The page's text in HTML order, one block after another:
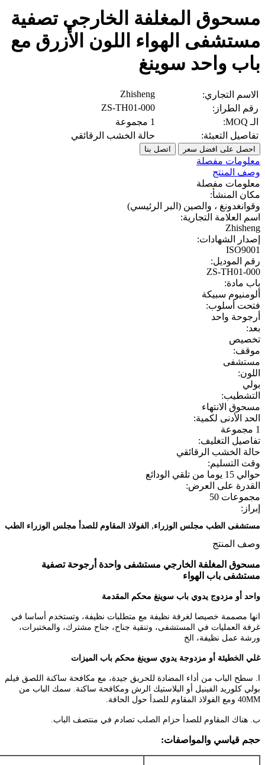
مسحوق المغلفة الخارجي تصفية
مستشفى الهواء اللون الأزرق مع
باب واحد سوينغ
الاسم التجاري:
Zhisheng
رقم الطراز:
ZS-TH01-000
الـ MOQ:
1 مجموعة
تفاصيل التعبئة:
حالة الخشب الرقائقي
احصل على افضل سعر اتصل بنا
معلومات مفصلة
وصف المنتج
معلومات مفصلة
مكان المنشأ:
وقوانغدونغ ، والصين (البر الرئيسي)
اسم العلامة التجارية:
Zhisheng
إصدار الشهادات:
ISO9001
رقم الموديل:
ZS-TH01-000
باب مادة:
ألومنيوم سبيكة
فتحت أسلوب:
أرجوحة واحد
بعد:
تخصيص
موقف:
مستشفى
اللون:
بولي
التشطيب:
مسحوق الانتهاء
الحد الأدنى لكمية:
1 مجموعة
تفاصيل التغليف:
حالة الخشب الرقائقي
وقت التسليم:
حوالي 15 يوما من تلقي الودائع
القدرة على العرض:
مجموعات 50
إبراز:
مستشفى الطب مجلس الوزراء, الفولاذ المقاوم للصدأ مجلس الوزراء الطب
وصف المنتج
مسحوق المغلفة الخارجي مستشفى واحدة أرجوحة تصفية
مستشفى باب الهواء
واحد أو مزدوج يدوي باب سوينغ محكم المقدمة
انها مصممة خصيصا لغرفة نظيفة مع متطلبات نظيفة، وتستخدم أساسا في
غرفة العمليات في المستشفى، وتنقية جناح، جناح مشترك، والمختبرات،
ورشة عمل نظيفة، الخ
غلي الخطيئة أو مزدوجة يدوي سوينغ محكم باب الميزات
ا. سطح الباب من أداء المضادة للحريق جيدة، مع مكافحة ساكنة اللصق فيلم
بولي كلوريد الفينيل أو البلاستيك الرش ومكافحة ساكنة.
سمك الباب من
40MM ومع الفولاذ المقاوم للصدأ حول الحافة.
ب. هناك المقاوم للصدأ حزام الصلب تصادم في منتصف الباب.
حجم قياسي والمواصفات: